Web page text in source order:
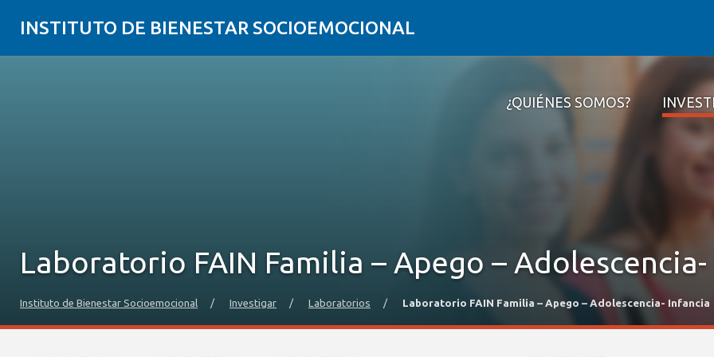
INSTITUTO DE BIENESTAR SOCIOEMOCIONAL
¿QUIÉNES SOMOS?
Laboratorio FAIN Familia – Apego –
Instituto de Bienestar Socioemocional / Investigar / Laboratorios / Laboratorio FAIN Familia – Apego – Adolescencia- Infancia